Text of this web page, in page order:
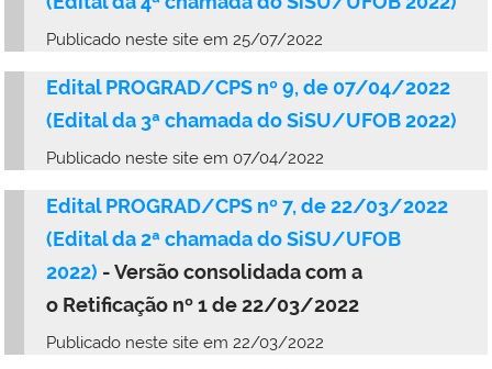
Publicado neste site em 25/07/2022
Edital PROGRAD/CPS nº 9, de 07/04/2022
(Edital da 3ª chamada do SiSU/UFOB 2022)
Publicado neste site em 07/04/2022
Edital PROGRAD/CPS nº 7, de 22/03/2022
(Edital da 2ª chamada do SiSU/UFOB
2022) - Versão consolidada com a
o Retificação nº 1 de 22/03/2022
Publicado neste site em 22/03/2022